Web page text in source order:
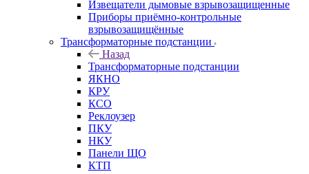
Извещатели дымовые взрывозащищенные
Приборы приёмно-контрольные
взрывозащищённые
Трансформаторные подстанции
Назад
Трансформаторные подстанции
ЯКНО
КРУ
КСО
Реклоузер
ПКУ
НКУ
Панели ЩО
КТП